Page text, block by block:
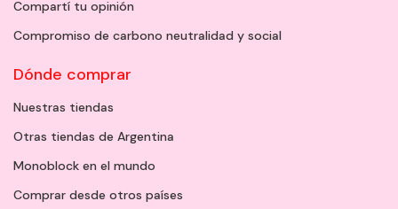
Compartí tu opinión
Compromiso de carbono neutralidad y social
Dónde comprar
Nuestras tiendas
Otras tiendas de Argentina
Monoblock en el mundo
Comprar desde otros países